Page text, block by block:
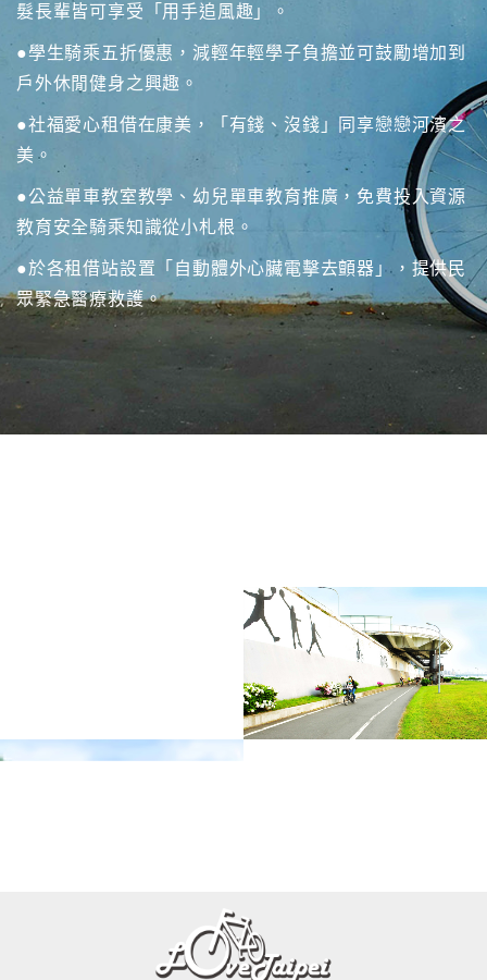
髮長輩皆可享受「用手追風趣」。
●學生騎乘五折優惠，減輕年輕學子負擔並可鼓勵增加到
戶外休閒健身之興趣。
●社福愛心租借在康美，「有錢、沒錢」同享戀戀河濱之
美。
●公益單車教室教學、幼兒單車教育推廣，免費投入資源
教育安全騎乘知識從小札根。
●於各租借站設置「自動體外心臟電擊去顫器」，提供民
眾緊急醫療救護。